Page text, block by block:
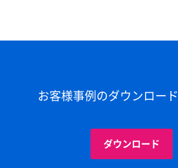
お客様事例のダウンロー
ダウンロード